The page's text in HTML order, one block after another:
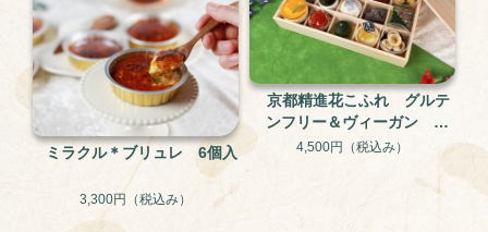
ミラクル＊ブリュレ 6個入
3,300円 （税込み）
京都精進花こふれ グルテ
ンフリー＆ヴィーガン 15
個入り
4,500円 （税込み）